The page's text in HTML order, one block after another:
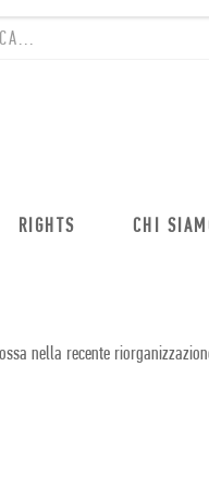
RIGHTS CHI
nella recente